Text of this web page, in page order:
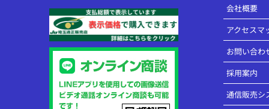
会社概要
アクセスマ
お問い合わ
採用案内
通信販売シ